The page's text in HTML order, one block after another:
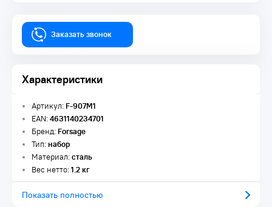
Заказать звонок
Характеристики
Артикул:F-907M1
EAN:4631140234701
Бренд:Forsage
Тип:набор
Материал:сталь
Вес нетто:1.2 кг
Показать полностью